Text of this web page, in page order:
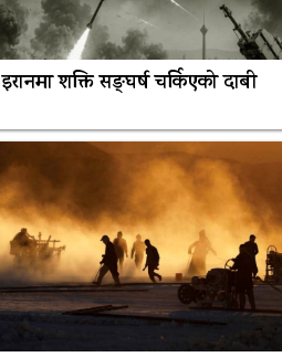
इरानमा शक्ति सङ्घर्ष चर्किएको दाबी